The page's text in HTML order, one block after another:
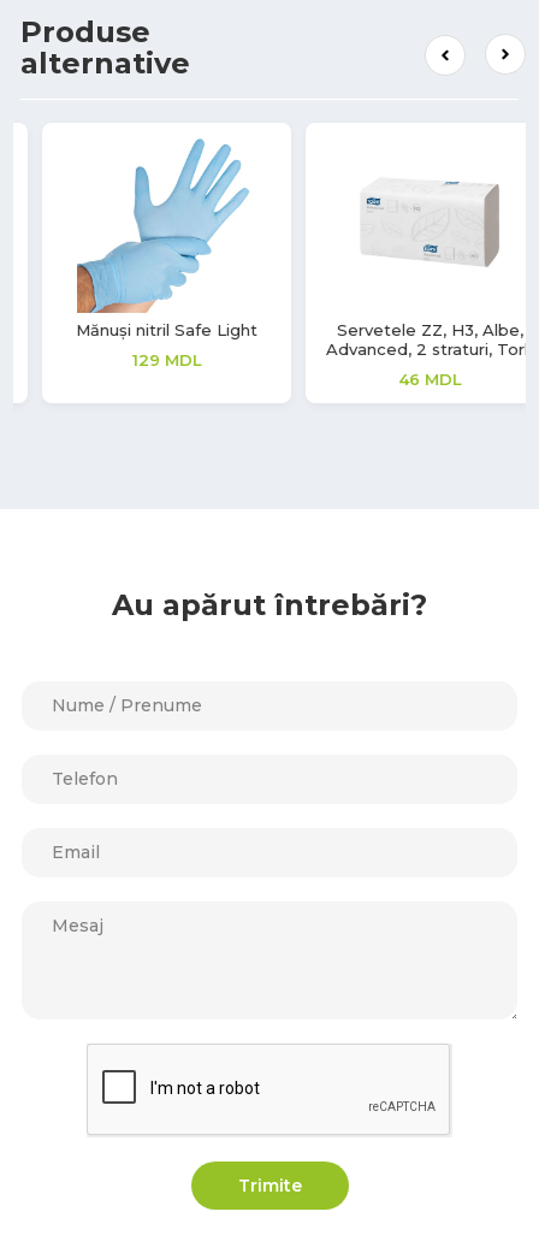
Produse
alternative
Servetele ZZ, H3, Albe,
Mănuși vinil Soft Touch
220MDL
Au apărut întrebări?
Trimite